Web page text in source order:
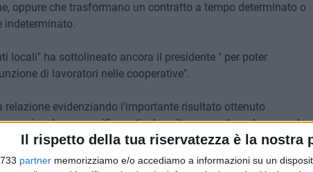
Il rispetto della tua riservatezza è la nostra
partner memorizziamo e/o accediamo a informazioni su un
oppure che trasformano un contratto a tempo determinato o
indeterminato.
locali" ha sottolineato ancora il presidente " per poter
di lavoratori nelle cooperative".
relazione evidenziando l'importante risultato ottenuto
grazie ad uno specifico articolo – il numero due- che prevede
scientifico per valutare i parametri di esercizio degli impianti